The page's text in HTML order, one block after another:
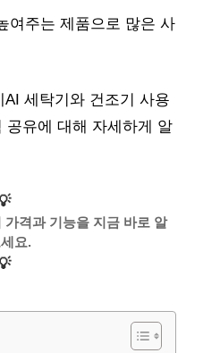
여주는 제품으로 많은 사
세탁기와 건조기 사용
공유에 대해 자세하게 알
격과 기능을 지금 바로 알
요.